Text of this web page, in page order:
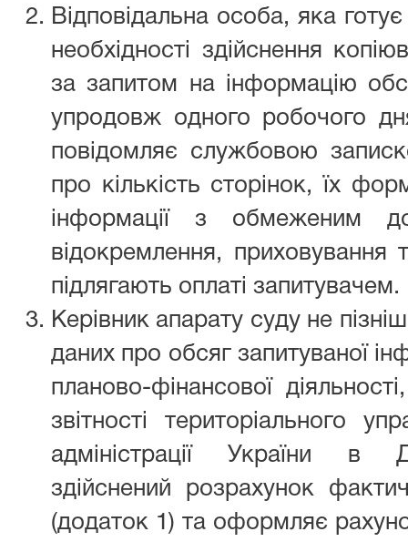
Відповідальна особа, яка
необхідності здійснення
за запитом на інформацію
упродовж одного робочого
повідомляє службовою
про кількість сторінок, їх
інформації з обмеженим
відокремлення, приховування
підлягають оплаті запитувачем.
Керівник апарату суду не
даних про обсяг запитуваної
планово-фінансової
звітності територіального
адміністрації України в
здійснений розрахунок
(додаток 1) та оформляє